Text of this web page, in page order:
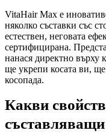
VitaHair Max е
няколко съставки със
естествен, неговата
сертифицирана.
нанася директно върху
ще укрепи косата ви,
косопада.
Какви